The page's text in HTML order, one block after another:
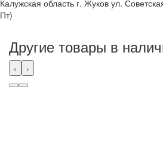
Калужская область г. Жуков ул.
Пт)
Другие товары в
‹ ›